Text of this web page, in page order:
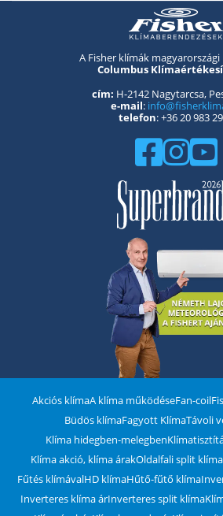
A Fisher klímák
Columbus
cím: H-2142 Nagytarcsa,
e-mail:
telefon: +36 20 983
Akciós klímaA klíma működéseFan-coil
Büdös klímaFagyott KlímaTávoli
Klíma hidegben-melegben
Klíma akció, klíma árakOldalfali split
Fűtés klímávalHD klímaHűtő-fűtő klíma
Inverteres klíma árInverteres split klíma